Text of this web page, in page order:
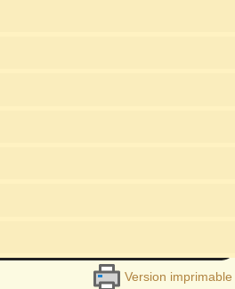
Version imprimable